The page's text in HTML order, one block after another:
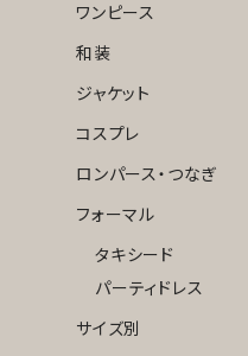
ワンピース
和装
ジャケット
コスプレ
ロンパース・つなぎ
フォーマル
タキシード
パーティドレス
サイズ別